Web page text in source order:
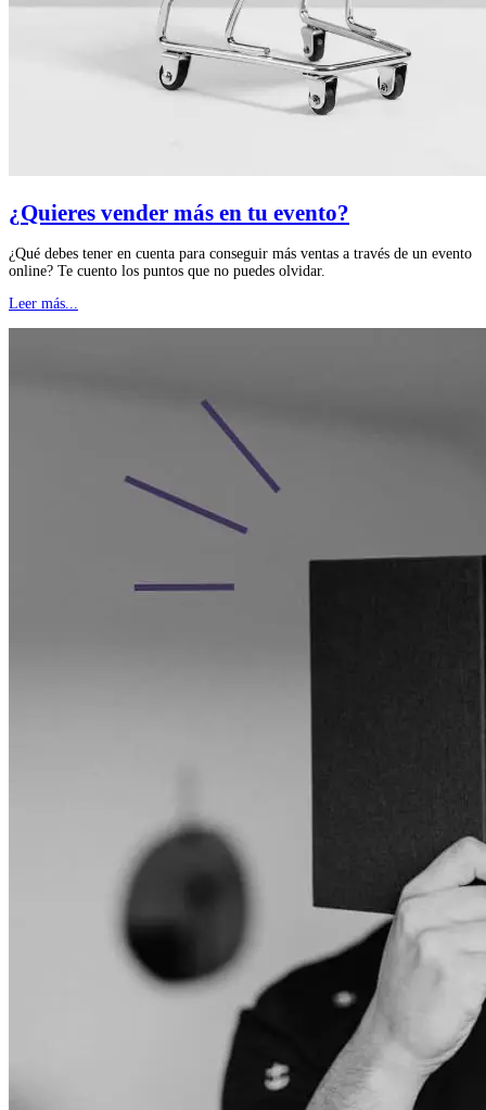
¿Quieres vender más en tu evento?
¿Qué debes tener en cuenta para conseguir más ventas a través de un evento
online? Te cuento los puntos que no puedes olvidar.
Leer más...